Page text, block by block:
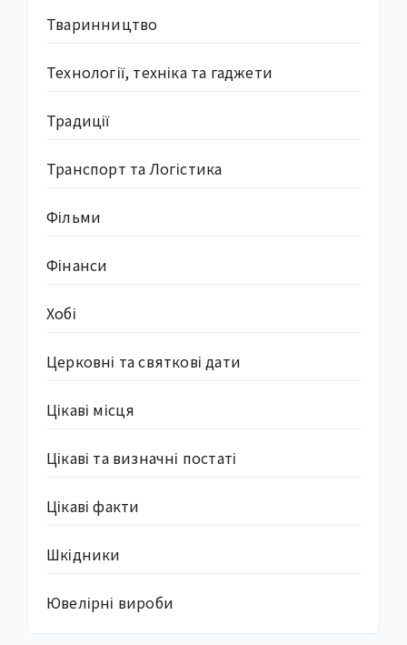
Тваринництво
Технології, техніка та гаджети
Традиції
Транспорт та Логістика
Фільми
Фінанси
Хобі
Церковні та святкові дати
Цікаві місця
Цікаві та визначні постаті
Цікаві факти
Шкідники
Ювелірні вироби